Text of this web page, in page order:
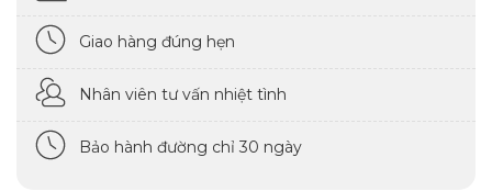
Giao hàng đúng hẹn
Nhân viên tư vấn nhiệt tình
Bảo hành đường chỉ 30 ngày